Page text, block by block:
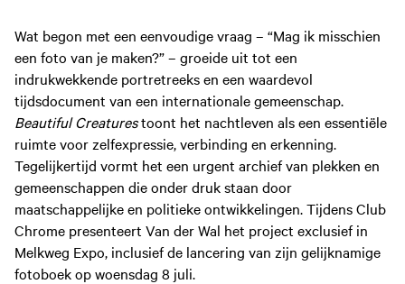
Wat begon met een eenvoudige vraag – “Mag ik misschien
een foto van je maken?” – groeide uit tot een
indrukwekkende portretreeks en een waardevol
tijdsdocument van een internationale gemeenschap.
Beautiful Creaturestoont het nachtleven als een essentiële
ruimte voor zelfexpressie, verbinding en erkenning.
Tegelijkertijd vormt het een urgent archief van plekken en
gemeenschappen die onder druk staan door
maatschappelijke en politieke ontwikkelingen. Tijdens Club
Chrome presenteert Van der Wal het project exclusief in
Melkweg Expo, inclusief de lancering van zijn gelijknamige
fotoboek op woensdag 8 juli.